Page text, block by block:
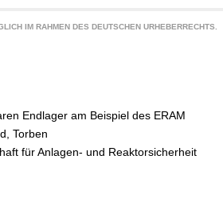
IM RAHMEN DES DEUTSCHEN URHEBERRECHTS.
Endlager am Beispiel des ERAM
Torben
für Anlagen- und Reaktorsicherheit